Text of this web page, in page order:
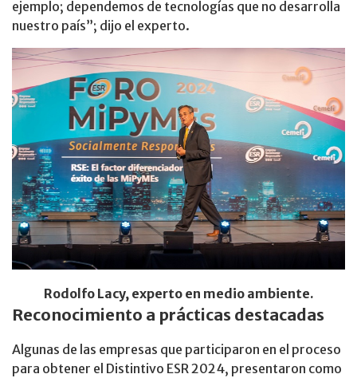
ejemplo; dependemos de tecnologías que no desarrolla
nuestro país”; dijo el experto.
Rodolfo Lacy, experto en medio ambiente.
Reconocimiento a prácticas destacadas
Algunas de las empresas que participaron en el proceso
para obtener el Distintivo ESR 2024, presentaron como